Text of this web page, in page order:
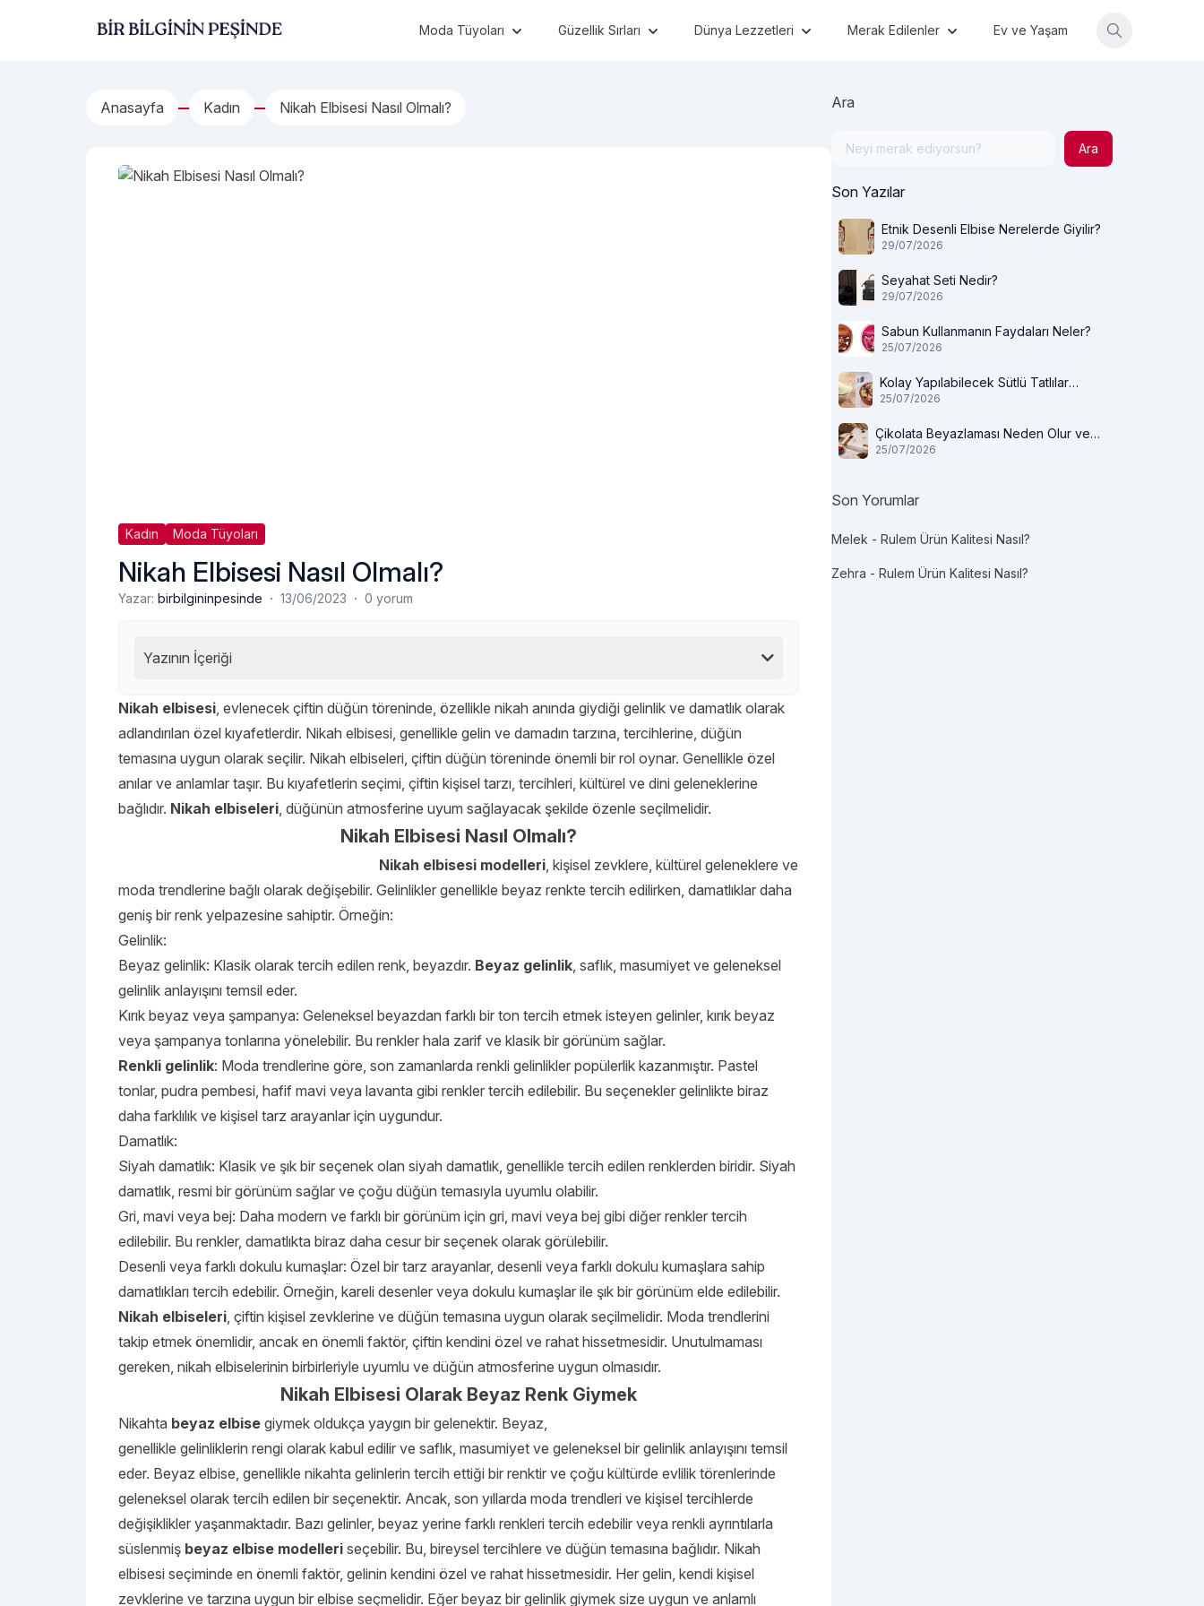
Bir Bilginin Peşinde! Moda Tüyoları Güzellik Sırları Dünya Lezzetleri Merak Edilenler Ev ve Yaşam
Anasayfa Kadın Nikah Elbisesi Nasıl Olmalı?
Kadın Moda Tüyoları
Nikah Elbisesi Nasıl Olmalı?
Yazar: birbilgininpesinde · 13/06/2023 · 0 yorum
Yazının İçeriği
Nikah elbisesi, evlenecek çiftin düğün töreninde, özellikle nikah anında giydiği gelinlik ve damatlık olarak
adlandırılan özel kıyafetlerdir. Nikah elbisesi, genellikle gelin ve damadın tarzına, tercihlerine, düğün
temasına uygun olarak seçilir. Nikah elbiseleri, çiftin düğün töreninde önemli bir rol oynar. Genellikle özel
anılar ve anlamlar taşır. Bu kıyafetlerin seçimi, çiftin kişisel tarzı, tercihleri, kültürel ve dini geleneklerine
bağlıdır. Nikah elbiseleri, düğünün atmosferine uyum sağlayacak şekilde özenle seçilmelidir.
Nikah Elbisesi Nasıl Olmalı?
Nikah elbisesi modelleri, kişisel zevklere, kültürel geleneklere ve
moda trendlerine bağlı olarak değişebilir. Gelinlikler genellikle beyaz renkte tercih edilirken, damatlıklar daha
geniş bir renk yelpazesine sahiptir. Örneğin:
Gelinlik:
Beyaz gelinlik: Klasik olarak tercih edilen renk, beyazdır. Beyaz gelinlik, saflık, masumiyet ve geleneksel
gelinlik anlayışını temsil eder.
Kırık beyaz veya şampanya: Geleneksel beyazdan farklı bir ton tercih etmek isteyen gelinler, kırık beyaz
veya şampanya tonlarına yönelebilir. Bu renkler hala zarif ve klasik bir görünüm sağlar.
Renkli gelinlik: Moda trendlerine göre, son zamanlarda renkli gelinlikler popülerlik kazanmıştır. Pastel
tonlar, pudra pembesi, hafif mavi veya lavanta gibi renkler tercih edilebilir. Bu seçenekler gelinlikte biraz
daha farklılık ve kişisel tarz arayanlar için uygundur.
Damatlık:
Siyah damatlık: Klasik ve şık bir seçenek olan siyah damatlık, genellikle tercih edilen renklerden biridir. Siyah
damatlık, resmi bir görünüm sağlar ve çoğu düğün temasıyla uyumlu olabilir.
Gri, mavi veya bej: Daha modern ve farklı bir görünüm için gri, mavi veya bej gibi diğer renkler tercih
edilebilir. Bu renkler, damatlıkta biraz daha cesur bir seçenek olarak görülebilir.
Desenli veya farklı dokulu kumaşlar: Özel bir tarz arayanlar, desenli veya farklı dokulu kumaşlara sahip
damatlıkları tercih edebilir. Örneğin, kareli desenler veya dokulu kumaşlar ile şık bir görünüm elde edilebilir.
Nikah elbiseleri, çiftin kişisel zevklerine ve düğün temasına uygun olarak seçilmelidir. Moda trendlerini
takip etmek önemlidir, ancak en önemli faktör, çiftin kendini özel ve rahat hissetmesidir. Unutulmaması
gereken, nikah elbiselerinin birbirleriyle uyumlu ve düğün atmosferine uygun olmasıdır.
Nikah Elbisesi Olarak Beyaz Renk Giymek
Nikahta beyaz elbise giymek oldukça yaygın bir gelenektir. Beyaz,
genellikle gelinliklerin rengi olarak kabul edilir ve saflık, masumiyet ve geleneksel bir gelinlik anlayışını temsil
eder. Beyaz elbise, genellikle nikahta gelinlerin tercih ettiği bir renktir ve çoğu kültürde evlilik törenlerinde
geleneksel olarak tercih edilen bir seçenektir. Ancak, son yıllarda moda trendleri ve kişisel tercihlerde
değişiklikler yaşanmaktadır. Bazı gelinler, beyaz yerine farklı renkleri tercih edebilir veya renkli ayrıntılarla
süslenmiş beyaz elbise modelleri seçebilir. Bu, bireysel tercihlere ve düğün temasına bağlıdır. Nikah
elbisesi seçiminde en önemli faktör, gelinin kendini özel ve rahat hissetmesidir. Her gelin, kendi kişisel
zevklerine ve tarzına uygun bir elbise seçmelidir. Eğer beyaz bir gelinlik giymek size uygun ve anlamlı
Ara
Ara
Son Yazılar
Etnik Desenli Elbise Nerelerde Giyilir?
29/07/2026
Seyahat Seti Nedir?
29/07/2026
Sabun Kullanmanın Faydaları Neler?
25/07/2026
Kolay Yapılabilecek Sütlü Tatlılar
Nelerdir?
25/07/2026
Çikolata Beyazlaması Neden Olur ve
Tüketilir mi?
25/07/2026
Son Yorumlar
Melek - Rulem Ürün Kalitesi Nasıl?
Zehra - Rulem Ürün Kalitesi Nasıl?